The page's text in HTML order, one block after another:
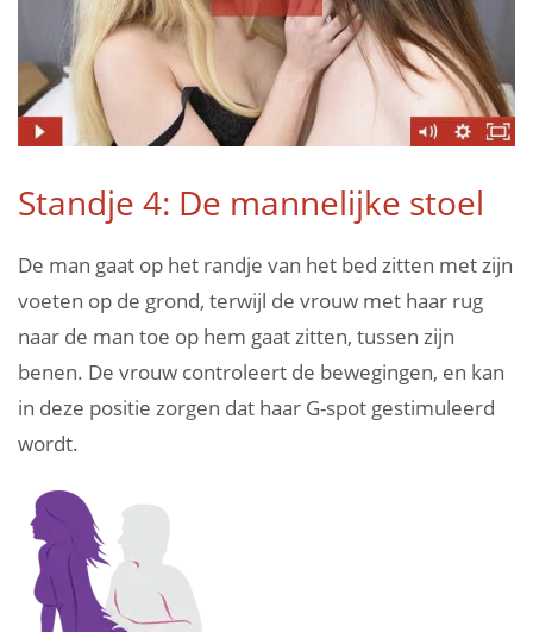
Standje 4: De mannelijke stoel
De man gaat op het randje van het bed zitten met zijn
voeten op de grond, terwijl de vrouw met haar rug
naar de man toe op hem gaat zitten, tussen zijn
benen. De vrouw controleert de bewegingen, en kan
in deze positie zorgen dat haar G-spot gestimuleerd
wordt.